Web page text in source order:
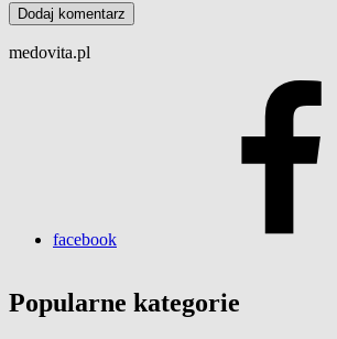
medovita.pl
facebook
Popularne kategorie